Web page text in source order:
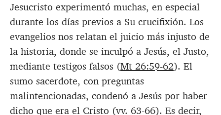
Jesucristo experimentó muchas, en especial
durante los días previos a Su crucifixión. Los
evangelios nos relatan el juicio más injusto de
la historia, donde se inculpó a Jesús, el Justo,
mediante testigos falsos (Mt 26:59-62). El
sumo sacerdote, con preguntas
malintencionadas, condenó a Jesús por haber
dicho que era el Cristo (vv. 63-66). Es decir,